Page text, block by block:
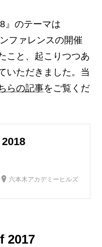
』のテーマは
ファレンスの開催
こと、起こりつつあ
いただきました。当
らの記事をご覧くだ
六本木アカデミーヒルズ
2017